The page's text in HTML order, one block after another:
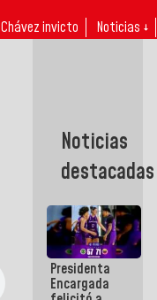
Chávez invicto Noticias ↓
Noticias
destacadas
Presidenta
Encargada